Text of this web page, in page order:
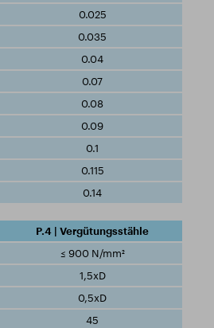
0.025
0.035
0.04
0.07
0.08
0.09
0.1
0.115
0.14
P.4 | Vergütungsstähle
≤ 900 N/mm²
1,5xD
0,5xD
45